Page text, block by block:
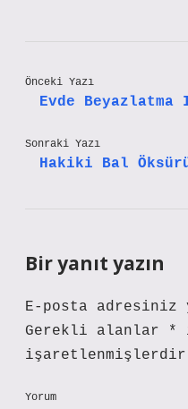
Önceki Yazı
Evde
Sonraki Yazı
Hakiki Bal
Bir yanıt yazın
E-posta adresiniz
Gerekli alanlar
*
işaretlenmişlerdir
Yorum